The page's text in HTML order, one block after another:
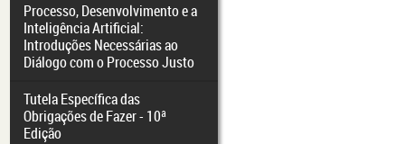
Processo, Desenvolvimento e a
Inteligência Artificial:
Introduções Necessárias ao
Diálogo com o Processo Justo
Tutela Específica das
Obrigações de Fazer - 10ª
Edição